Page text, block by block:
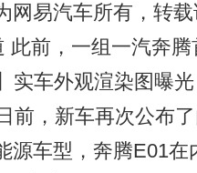
网易汽车所有，转
此前，一组一汽奔
实车外观渲染图曝
前，新车再次公布
源车型，奔腾E01在